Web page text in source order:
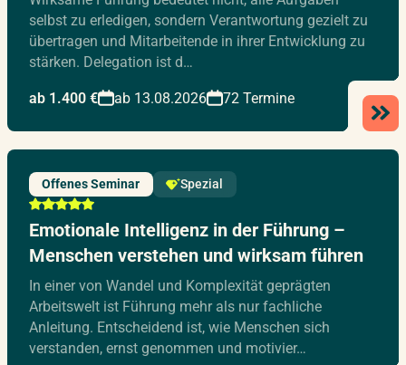
selbst zu erledigen, sondern Verantwortung gezielt zu
übertragen und Mitarbeitende in ihrer Entwicklung zu
stärken. Delegation ist d…
ab 1.400 € ab 13.08.2026 72 Termine
Offenes Seminar Spezial
Emotionale Intelligenz in der Führung –
Menschen verstehen und wirksam führen
In einer von Wandel und Komplexität geprägten
Arbeitswelt ist Führung mehr als nur fachliche
Anleitung. Entscheidend ist, wie Menschen sich
verstanden, ernst genommen und motivier…